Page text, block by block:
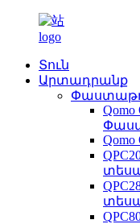
Տուն
Արտադրանք
Qomo
Qomo